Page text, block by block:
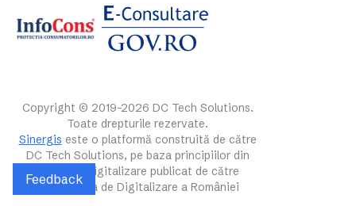
Copyright © 2019-2026 DC Tech Solutions.
Toate drepturile rezervate.
Sinergis este o platformă construită de către
DC Tech Solutions, pe baza principiilor din
ghidul de digitalizare publicat de către
Autoritatea de Digitalizare a României
Feedback